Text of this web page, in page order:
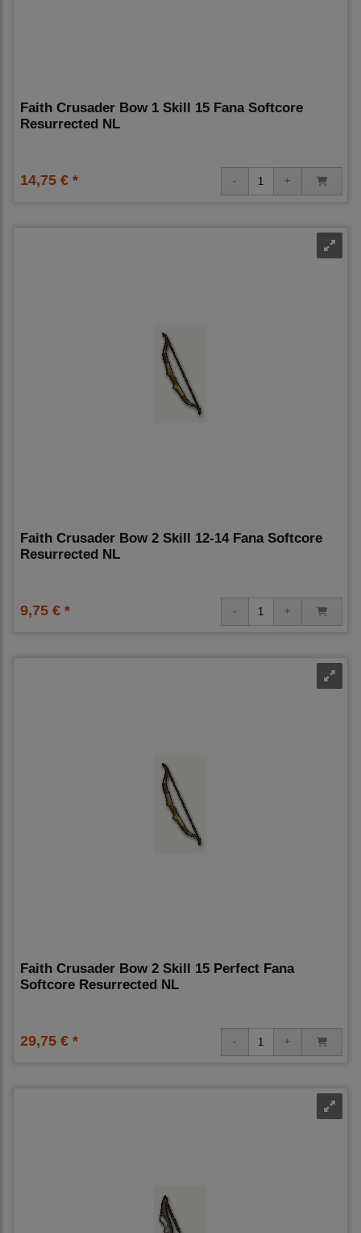
Faith Crusader Bow 1 Skill 15 Fana Softcore
Resurrected NL
14,75 € *
Faith Crusader Bow 2 Skill 12-14 Fana Softcore
Resurrected NL
9,75 € *
Faith Crusader Bow 2 Skill 15 Perfect Fana
Softcore Resurrected NL
29,75 € *